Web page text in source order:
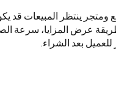
ومتجر ينتظر المبيعات قد
طريقة عرض المزايا، سرعة
بعد الشراء.